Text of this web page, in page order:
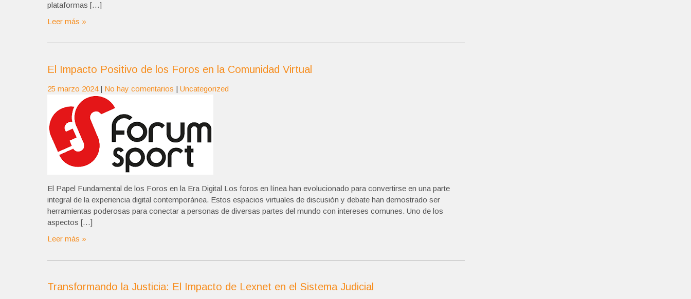
plataformas […]
Leer más »
El Impacto Positivo de los Foros en la Comunidad Virtual
25 marzo 2024 | No hay comentarios | Uncategorized
El Papel Fundamental de los Foros en la Era Digital Los foros en línea han evolucionado para convertirse en una parte
integral de la experiencia digital contemporánea. Estos espacios virtuales de discusión y debate han demostrado ser
herramientas poderosas para conectar a personas de diversas partes del mundo con intereses comunes. Uno de los
aspectos […]
Leer más »
Transformando la Justicia: El Impacto de Lexnet en el Sistema Judicial